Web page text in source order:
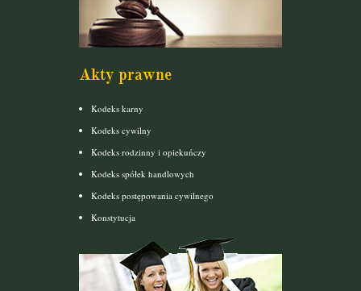
Akty prawne
Kodeks karny
Kodeks cywilny
Kodeks rodzinny i opiekuńczy
Kodeks spółek handlowych
Kodeks postępowania cywilnego
Konstytucja